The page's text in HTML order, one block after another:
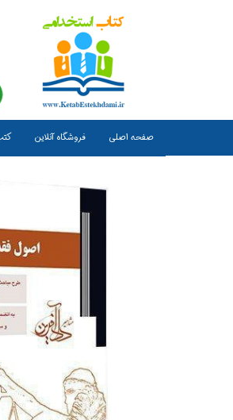
صفحه اصلی فروشگاه آنلاین